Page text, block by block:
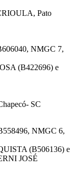
Pato
NMGC 7,
(B422696) e
SC
NMGC 6,
(B506136) e
JOSÉ